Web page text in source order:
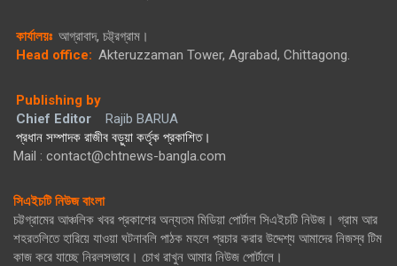
কার্যালয়ঃ আগ্রাবাদ, চট্ট্রগ্রাম।
Head office: Akteruzzaman Tower, Agrabad, Chittagong.
Publishing by
Chief Editor
Rajib BARUA
প্রধান সম্পাদক রাজীব বড়ুয়া কর্তৃক প্রকাশিত।
Mail : contact@chtnews-bangla.com
সিএইচটি নিউজ বাংলা
চট্টগ্রামের আঞ্চলিক খবর প্রকাশের অন্যতম মিডিয়া পোর্টাল সিএইচটি নিউজ। গ্রাম আর
শহরতলিতে হারিয়ে যাওয়া ঘটনাবলি পাঠক মহলে প্রচার করার উদ্দেশ্য আমাদের নিজস্ব টিম
কাজ করে যাচ্ছে নিরলসভাবে। চোখ রাখুন আমার নিউজ পোর্টালে।